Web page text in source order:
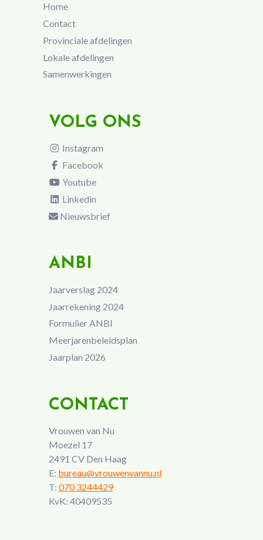
Home
Contact
Provinciale afdelingen
Lokale afdelingen
Samenwerkingen
VOLG ONS
Instagram
Facebook
Youtube
Linkedin
Nieuwsbrief
ANBI
Jaarverslag 2024
Jaarrekening 2024
Formulier ANBI
Meerjarenbeleidsplan
Jaarplan 2026
CONTACT
Vrouwen van Nu
Moezel 17
2491 CV Den Haag
E: bureau@vrouwenvannu.nl
T: 070 3244429
KvK: 40409535